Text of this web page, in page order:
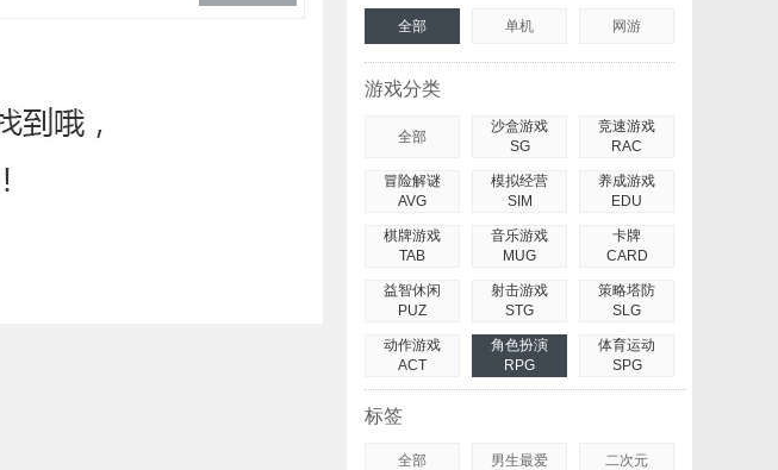
全部 单机 网游
游戏分类
全部
沙盒游戏
SG
竞速游戏
RAC
冒险解谜
AVG
模拟经营
SIM
养成游戏
EDU
棋牌游戏
TAB
音乐游戏
MUG
卡牌
CARD
益智休闲
PUZ
射击游戏
STG
策略塔防
SLG
动作游戏
ACT
角色扮演
RPG
体育运动
SPG
标签
全部 男生最爱 二次元